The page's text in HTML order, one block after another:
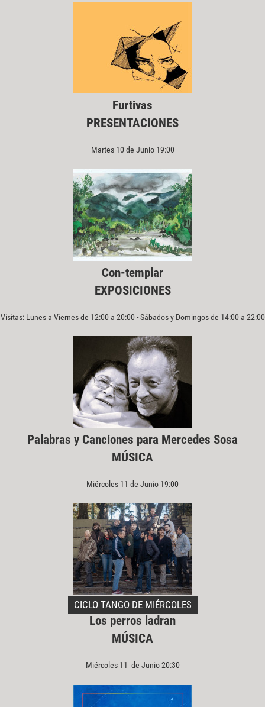
Furtivas
PRESENTACIONES
Martes 10 de Junio 19:00
Con-templar
EXPOSICIONES
Visitas: Lunes a Viernes de 12:00 a 20:00 - Sábados y Domingos de 14:00 a 22:00
Palabras y Canciones para Mercedes Sosa
MÚSICA
Miércoles 11 de Junio 19:00
CICLO TANGO DE MIÉRCOLES
Los perros ladran
MÚSICA
Miércoles 11 de Junio 20:30